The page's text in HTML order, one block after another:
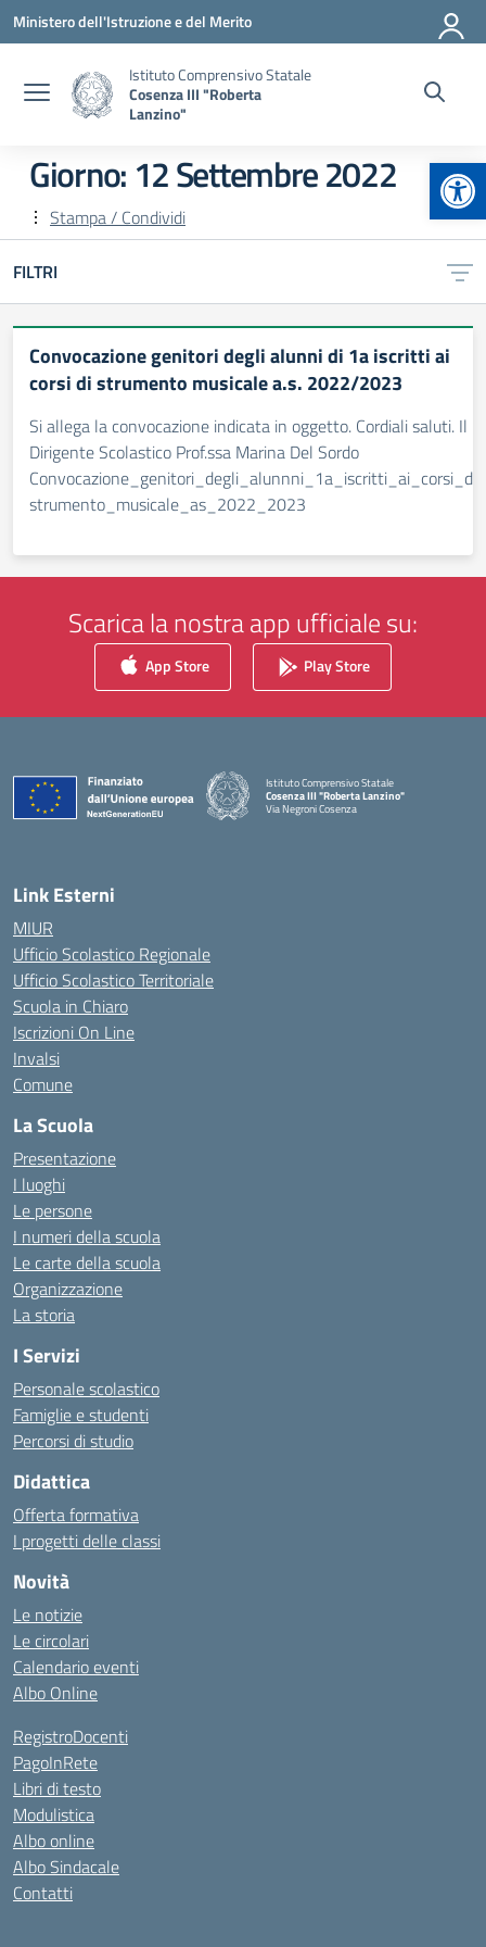
Vai ai contenuti
Vai al menu di navigazione
Vai al footer
Ministero dell'Istruzione e del Merito
Istituto Comprensivo Statale
Cosenza III "Roberta
Lanzino"
Giorno: 12 Settembre 2022
Stampa / Condividi
FILTRI
Convocazione genitori degli alunni di 1a iscritti ai
corsi di strumento musicale a.s. 2022/2023
Si allega la convocazione indicata in oggetto. Cordiali saluti. Il
Dirigente Scolastico Prof.ssa Marina Del Sordo
Convocazione_genitori_degli_alunnni_1a_iscritti_ai_corsi_di
strumento_musicale_as_2022_2023
Scarica la nostra app ufficiale su:
App Store Play Store
Istituto Comprensivo Statale
Cosenza III "Roberta Lanzino"
Via Negroni Cosenza
— Visita la pagina iniziale della scuola
Link Esterni
MIUR
Ufficio Scolastico Regionale
Ufficio Scolastico Territoriale
Scuola in Chiaro
Iscrizioni On Line
Invalsi
Comune
La Scuola
Presentazione
I luoghi
Le persone
I numeri della scuola
Le carte della scuola
Organizzazione
La storia
I Servizi
Personale scolastico
Famiglie e studenti
Percorsi di studio
Didattica
Offerta formativa
I progetti delle classi
Novità
Le notizie
Le circolari
Calendario eventi
Albo Online
RegistroDocenti
PagoInRete
Libri di testo
Modulistica
Albo online
Albo Sindacale
Contatti